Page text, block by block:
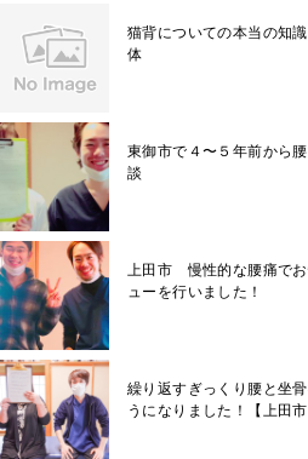
猫背についての本当の知
体
東御市で４〜５年前から
談
上田市 慢性的な腰痛で
ューを行いました！
繰り返すぎっくり腰と坐
うになりました！【上田市